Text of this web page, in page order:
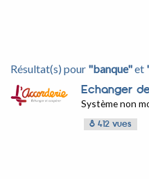
Résultat(s) pour "banque"et
Echanger
Système non
8 412 vues